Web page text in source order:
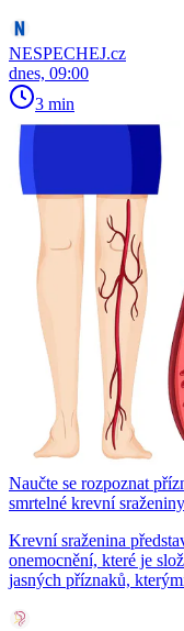
NESPECHEJ.cz
dnes, 09:00
3 min
Naučte se rozpoznat
smrtelné krevní
Krevní sraženina
onemocnění, které je
jasných příznaků,